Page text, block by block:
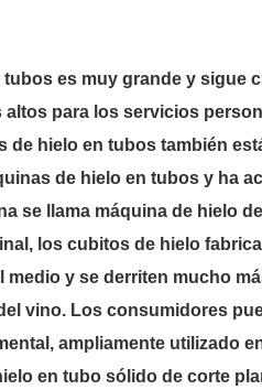
es muy grande y sigue
para los servicios
hielo en tubos también
de hielo en tubos y ha
se llama máquina de hielo
los cubitos de hielo
y se derriten mucho
vino. Los consumidores
ampliamente utilizado
en tubo sólido de corte